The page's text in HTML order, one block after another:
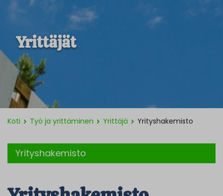
Yrittäjät
Koti Työ ja yrittäminen Yrittäjä Yrityshakemisto
Yrityshakemisto